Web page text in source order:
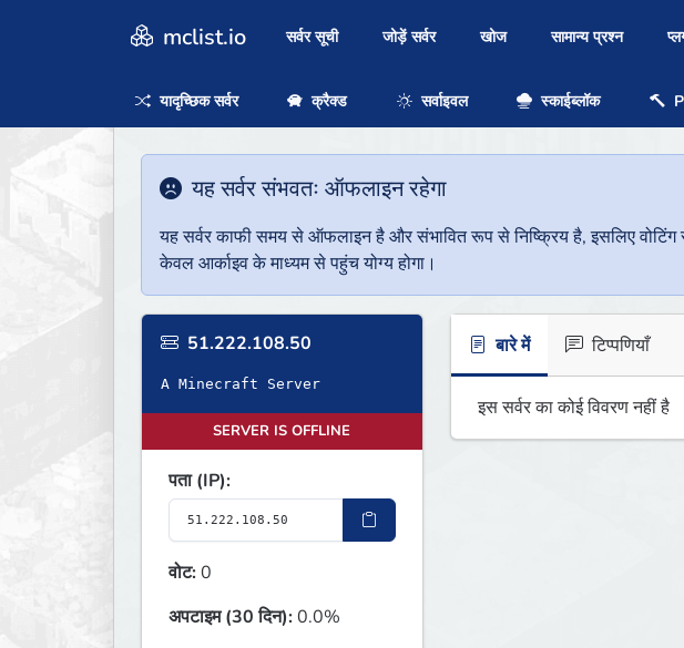
mclist.io सर्वर सूची जोड़ें सर्वर खोज सामान्य प्रश्न
यादृच्छिक सर्वर क्रैक्ड सर्वाइवल स्काईब्लॉक
यह सर्वर संभवतः ऑफलाइन रहेगा
यह सर्वर काफी समय से ऑफलाइन है और संभावित रूप से निष्क्रिय है, इसलिए
केवल आर्काइव के माध्यम से पहुंच योग्य होगा।
51.222.108.50
A Minecraft Server
SERVER IS OFFLINE
पता (IP):
वोट:0
अपटाइम (30 दिन):0.0%
बारे में टिप्पणियाँ
इस सर्वर का कोई विवरण नहीं है